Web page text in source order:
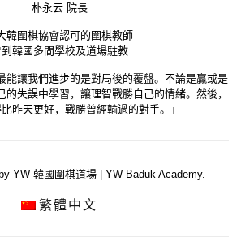
朴永云 院長
韓圍棋協會認可的圍棋教師
到韓國多間學校及道場駐教
能讓我們進步的是對局後的覆盤。不論是贏或是
失誤中學習，讓理智戰勝自己的情緒。然後，
昨天更好，戰勝曾經輸過的對手。」
YW 韓國圍棋道場 | YW Baduk Academy.
繁體中文